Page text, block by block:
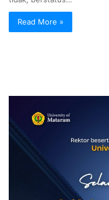
Read More »